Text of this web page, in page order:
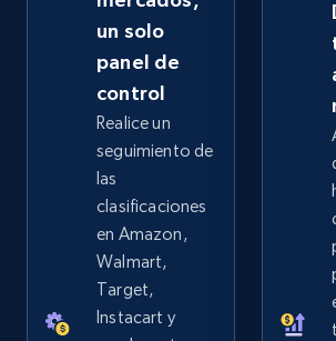
un solo
panel de
control
Realice un
seguimiento de
las
clasificaciones
en Amazon,
Walmart,
Target,
Instacart y